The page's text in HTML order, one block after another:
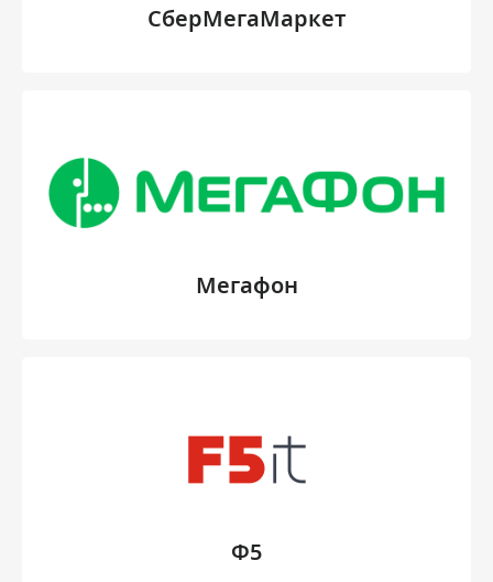
СберМегаМаркет
Мегафон
Ф5